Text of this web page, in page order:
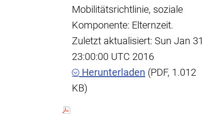
Mobilitätsrichtlinie, soziale
Komponente: Elternzeit.
Zuletzt aktualisiert: Sun Jan 31
23:00:00 UTC 2016
Herunterladen (PDF, 1.012
KB)